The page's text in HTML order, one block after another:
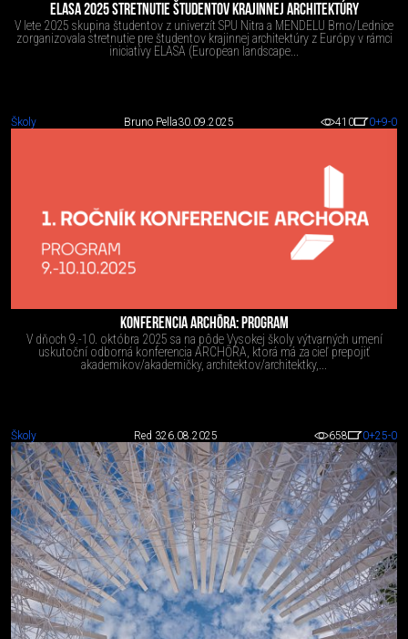
ELASA 2025 STRETNUTIE ŠTUDENTOV KRAJINNEJ ARCHITEKTÚRY
V lete 2025 skupina študentov z univerzít SPU Nitra a MENDELU Brno/Lednice
zorganizovala stretnutie pre študentov krajinnej architektúry z Európy v rámci
iniciatívy ELASA (European landscape...
Školy Bruno Pella30.09.2025 410 0+9-0
KONFERENCIA ARCHŌRA: PROGRAM
V dňoch 9.-10. októbra 2025 sa na pôde Vysokej školy výtvarných umení
uskutoční odborná konferencia ARCHŌRA, ktorá má za cieľ prepojiť
akademikov/akademičky, architektov/architektky,...
Školy Red 326.08.2025 658 0+25-0